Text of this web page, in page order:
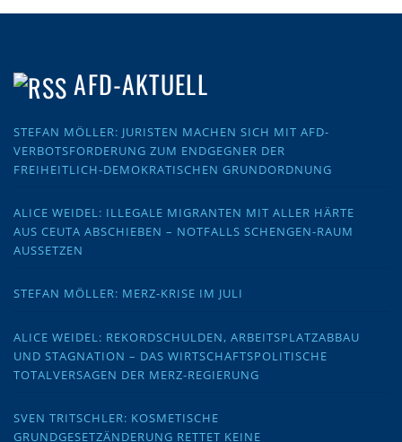
AFD-AKTUELL
STEFAN MÖLLER: JURISTEN MACHEN SICH MIT AFD-
VERBOTSFORDERUNG ZUM ENDGEGNER DER
FREIHEITLICH-DEMOKRATISCHEN GRUNDORDNUNG
ALICE WEIDEL: ILLEGALE MIGRANTEN MIT ALLER HÄRTE
AUS CEUTA ABSCHIEBEN – NOTFALLS SCHENGEN-RAUM
AUSSETZEN
STEFAN MÖLLER: MERZ-KRISE IM JULI
ALICE WEIDEL: REKORDSCHULDEN, ARBEITSPLATZABBAU
UND STAGNATION – DAS WIRTSCHAFTSPOLITISCHE
TOTALVERSAGEN DER MERZ-REGIERUNG
SVEN TRITSCHLER: KOSMETISCHE
GRUNDGESETZÄNDERUNG RETTET KEINE